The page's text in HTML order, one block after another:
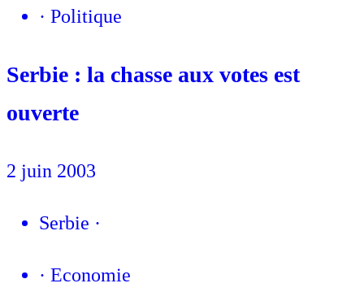
· Politique
Serbie : la chasse aux votes est
ouverte
2 juin 2003
Serbie ·
· Economie